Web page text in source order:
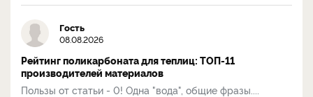
Гость
08.08.2026
Рейтинг поликарбоната для теплиц: ТОП-11
производителей материалов
Пользы от статьи - 0! Одна "вода", общие фразы....